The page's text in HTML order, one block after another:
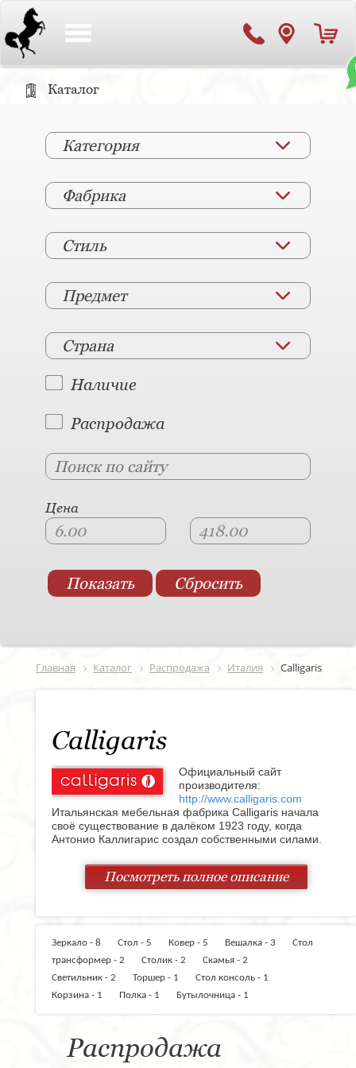
Каталог
Категория
Фабрика
Стиль
Предмет
Страна
Наличие
Распродажа
Цена
Главная Каталог Распродажа Италия Calligaris
Calligaris
Официальный сайт
производителя:
http://www.calligaris.com
Итальянская мебельная фабрика Calligaris начала
своё существование в далёком 1923 году, когда
Антонио Каллигарис создал собственными силами.
игру вступил внук - Алессандро.
В 1960х годах небольшая ремесленная мастерская по
производству мебели по старым традициям
обслуживающую всю страну. В 70х годах прошлого
экспорта, и с качеством итальянских разработок
мебели смогли познакомиться покупатели других
стран.
мебель высокого качества, которая поражает своим
уникальным сочетанием изящности, надёжности и
исключительно с деревом, теперь спектр материалов
значительно расширился, в него входят пластмасса,
Посмотреть полное описание
Зеркало - 8 Стол - 5 Ковер - 5 Вешалка - 3
Стол
трансформер - 2
Столик - 2
Скамья - 2
Светильник - 2
Торшер - 1
Стол консоль - 1
Корзина - 1
Полка - 1 Бутылочница - 1
Распродажа